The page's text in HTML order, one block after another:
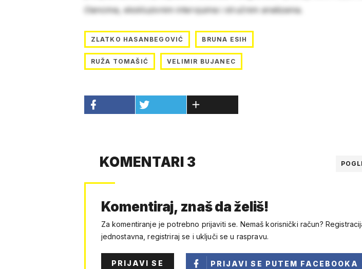
člancima, ekskluzivnim intervjuima i stručnim analizama.
ZLATKO HASANBEGOVIĆ BRUNA ESIH
RUŽA TOMAŠIĆ VELIMIR BUJANEC
KOMENTARI 3
Komentiraj, znaš da želiš!
Za komentiranje je potrebno prijaviti se. Nemaš korisnički račun?
jednostavna, registriraj se i uključi se u raspravu.
PRIJAVI SE PRIJAVI SE PUTEM FACEBOOKA